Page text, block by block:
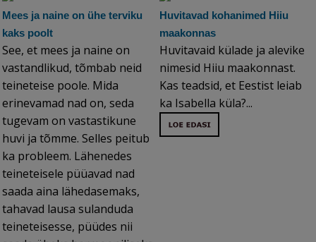
Mees ja naine on ühe terviku
kaks poolt
See, et mees ja naine on
vastandlikud, tõmbab neid
teineteise poole. Mida
erinevamad nad on, seda
tugevam on vastastikune
huvi ja tõmme. Selles peitub
ka probleem. Lähenedes
teineteisele püüavad nad
saada aina lähedasemaks,
tahavad lausa sulanduda
teineteisesse, püüdes nii
Huvitavad kohanimed Hiiu
maakonnas
Huvitavaid külade ja alevike
nimesid Hiiu maakonnast.
Kas teadsid, et Eestist leiab
ka Isabella küla?...